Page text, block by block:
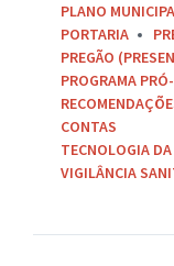
PLANO
PORTARIA
PREGÃO
PROGRAMA
CONTAS
TECNOLOGIA
VIGILÂNCIA